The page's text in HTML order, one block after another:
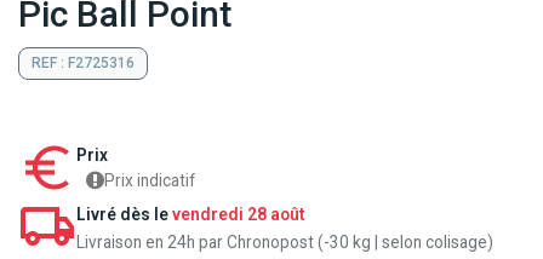
Pic Ball Point
REF : F2725316
Prix
Prix indicatif
Livré dès levendredi 28 août
Livraison en 24h par Chronopost (-30 kg | selon colisage)